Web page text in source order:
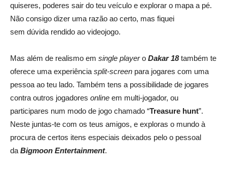
quiseres, poderes sair do teu veículo e explorar o mapa a pé.
Não consigo dizer uma razão ao certo, mas fiquei
sem dúvida rendido ao videojogo.
Mas além de realismo em single playero Dakar 18também te
oferece uma experiência split-screen para jogares com uma
pessoa ao teu lado. Também tens a possibilidade de jogares
contra outros jogadores online em multi-jogador, ou
participares num modo de jogo chamado “Treasure hunt”.
Neste juntas-te com os teus amigos, e exploras o mundo à
procura de certos itens especiais deixados pelo o pessoal
da Bigmoon Entertainment.